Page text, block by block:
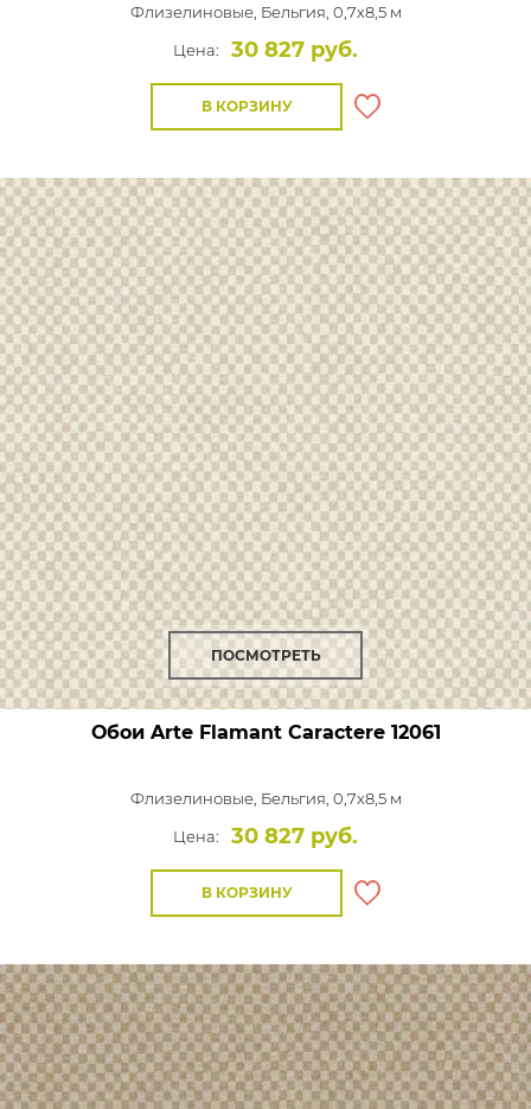
Флизелиновые, Бельгия, 0,7x8,5 м
Цена:
30 827 руб.
В КОРЗИНУ
ПОСМОТРЕТЬ
Обои Arte Flamant Caractere12061
Флизелиновые, Бельгия, 0,7x8,5 м
Цена:
30 827 руб.
В КОРЗИНУ